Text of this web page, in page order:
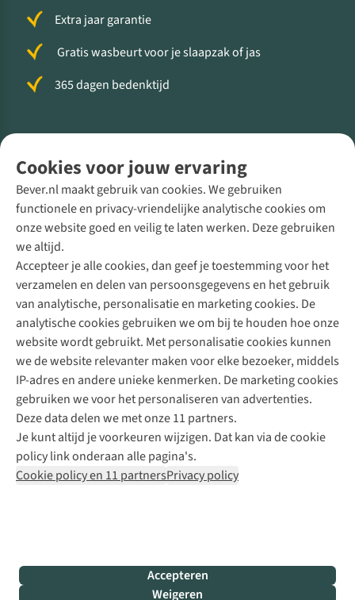
Cookies voor jouw ervaring
Bever.nl maakt gebruik van cookies. We gebruiken
functionele en privacy-vriendelijke analytische cookies om
onze website goed en veilig te laten werken. Deze gebruiken
we altijd.
Accepteer je alle cookies, dan geef je toestemming voor het
verzamelen en delen van persoonsgegevens en het gebruik
van analytische, personalisatie en marketing cookies. De
analytische cookies gebruiken we om bij te houden hoe onze
website wordt gebruikt. Met personalisatie cookies kunnen
we de website relevanter maken voor elke bezoeker, middels
IP-adres en andere unieke kenmerken. De marketing cookies
gebruiken we voor het personaliseren van advertenties.
Deze data delen we met onze 11 partners.
Je kunt altijd je voorkeuren wijzigen. Dat kan via de cookie
policy link onderaan alle pagina's.
Cookie policy en 11 partnersPrivacy policy
Accepteren
Weigeren
Extra jaar garantie
Gratis wasbeurt voor je slaapzak of jas
365 dagen bedenktijd
Direct advies van een Buitenexpert
+31 (0)85 888 50 88
+31 6 12 28 49 80
Contactformulier
Bever